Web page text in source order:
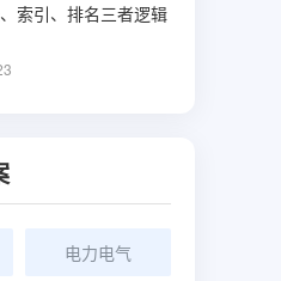
索引、排名三者逻辑
电力电气